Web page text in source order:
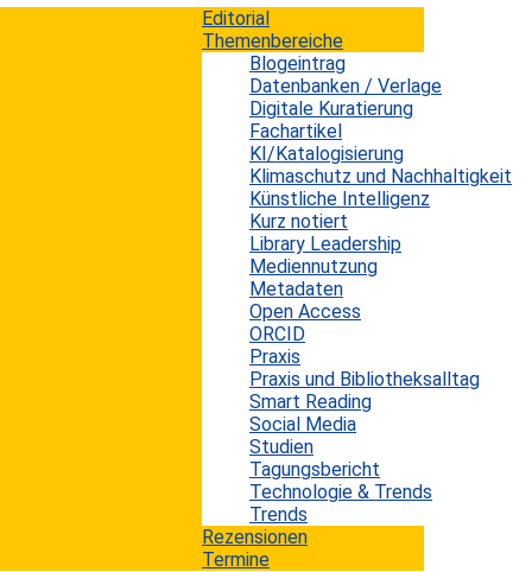
Editorial
Themenbereiche
Blogeintrag
Datenbanken / Verlage
Digitale Kuratierung
Fachartikel
KI/Katalogisierung
Klimaschutz und Nachhaltigkeit
Künstliche Intelligenz
Kurz notiert
Library Leadership
Mediennutzung
Metadaten
Open Access
ORCID
Praxis
Praxis und Bibliotheksalltag
Smart Reading
Social Media
Studien
Tagungsbericht
Technologie & Trends
Trends
Rezensionen
Termine
Medienkompetenz
Wie Jugendliche Social Media wirklich
Der Medienpädagogische Forschungsverbund Südwest
(mpfs) hat mit der JIMplus-Studie 2026 eine
Sonderuntersuchung zum digitalen Wohlbefinden von
14- bis 17-Jährigen in Deutschland vorgelegt. Auf
Basis eines Mixed-Methods-Ansatzes mit Online-
Tagebüchern, Einzelinterviews und einer
repräsentativen Befragung von 800 Jugendlichen zeigt
die Studie, dass Social Media für junge Menschen ein
zutiefst ambivalenter Erfahrungsraum ist, in dem
Verbundenheit und Einsamkeit, Wissen und
Kinder in der digitalen Welt